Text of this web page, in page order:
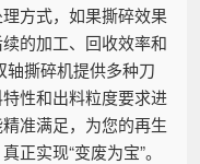
方式，如果撕碎效果
的加工、回收效率和
撕碎机提供多种刀
性和出料粒度要求进
准满足，为您的再生
正实现“变废为宝”。